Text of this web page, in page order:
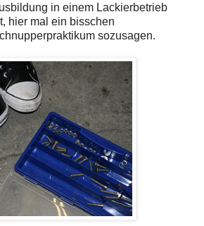
in einem Lackierbetrieb
hier mal ein bisschen
sozusagen.